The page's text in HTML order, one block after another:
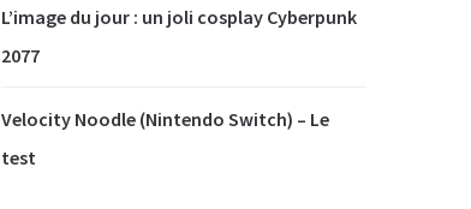
L’image du jour : un joli cosplay Cyberpunk
2077
Velocity Noodle (Nintendo Switch) – Le
test